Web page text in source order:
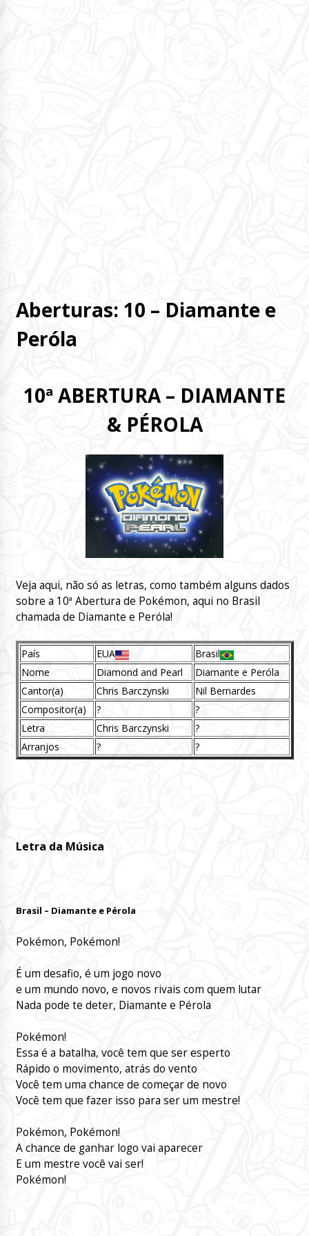
Aberturas: 10 – Diamante e
Peróla
10ª ABERTURA – DIAMANTE
& PÉROLA
Veja aqui, não só as letras, como também alguns dados
sobre a 10ª Abertura de Pokémon, aqui no Brasil
chamada de Diamante e Peróla!
País EUA
Brasil
Nome
Diamond and Pearl
Diamante e Peróla
Cantor(a)
Chris Barczynski
Nil Bernardes
Compositor(a)
?
?
Letra
Chris Barczynski
?
Arranjos
? ?
Letra da Música
Brasil – Diamante e Pérola
Pokémon, Pokémon!
É um desafio, é um jogo novo
e um mundo novo, e novos rivais com quem lutar
Nada pode te deter, Diamante e Pérola
Pokémon!
Essa é a batalha, você tem que ser esperto
Rápido o movimento, atrás do vento
Você tem uma chance de começar de novo
Você tem que fazer isso para ser um mestre!
Pokémon, Pokémon!
A chance de ganhar logo vai aparecer
E um mestre você vai ser!
Pokémon!